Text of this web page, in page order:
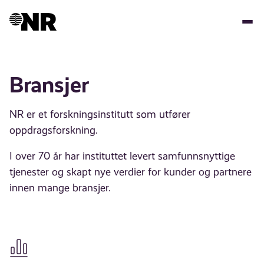
Bransjer
NR er et forskningsinstitutt som utfører
oppdragsforskning.
I over 70 år har instituttet levert samfunnsnyttige
tjenester og skapt nye verdier for kunder og partnere
innen mange bransjer.